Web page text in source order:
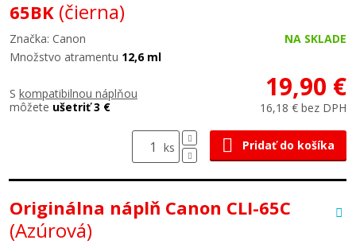
65BK (čierna)
Značka: Canon
NA SKLADE
Množstvo atramentu 12,6 ml
S kompatibilnou náplňou
môžete ušetriť 3 €
19,90 €
16,18 € bez DPH
ks Pridať do košíka
Originálna náplň Canon CLI-65C
(Azúrová)